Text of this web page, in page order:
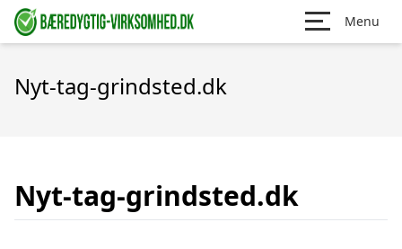
Menu
Nyt-tag-grindsted.dk
Nyt-tag-grindsted.dk